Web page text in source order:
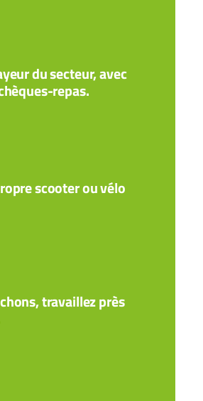
du secteur, avec
repas.
scooter ou vélo
travaillez près